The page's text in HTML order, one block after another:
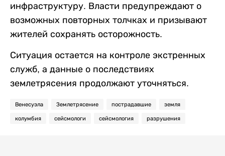
инфраструктуру. Власти предупреждают о
возможных повторных толчках и призывают
жителей сохранять осторожность.
Ситуация остается на контроле экстренных
служб, а данные о последствиях
землетрясения продолжают уточняться.
Венесуэла Землетрясение пострадавшие земля
колумбия сейсмологи сейсмология разрушения